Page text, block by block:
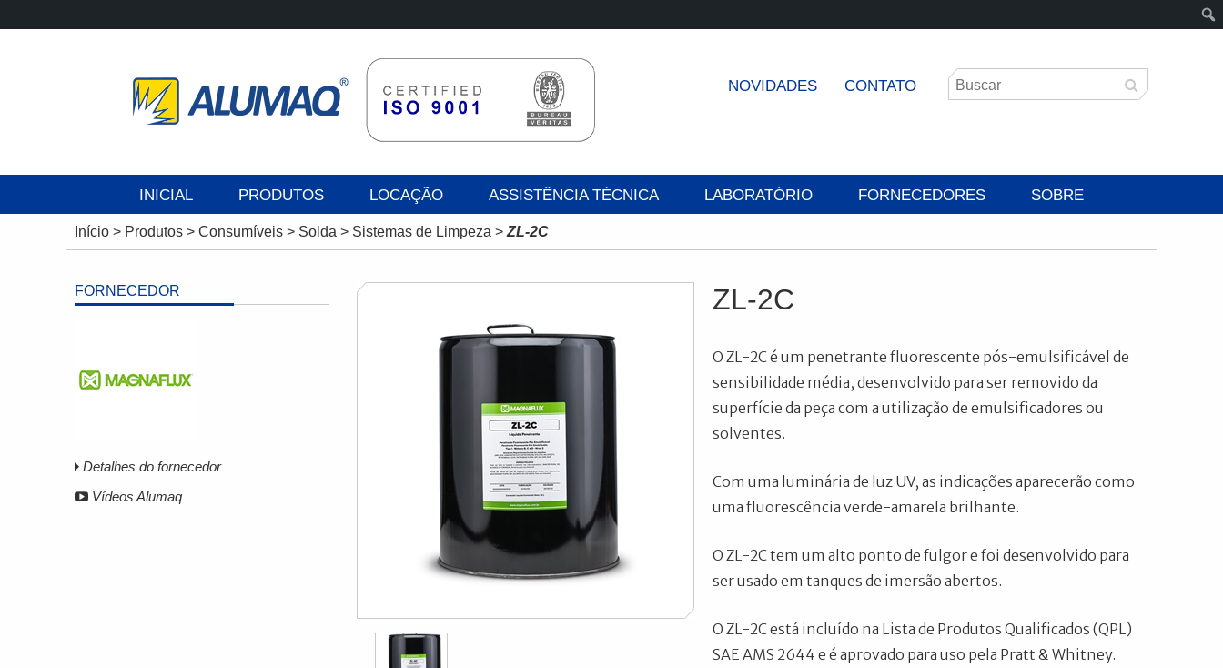
NOVIDADES CONTATO
INICIAL PRODUTOS LOCAÇÃO ASSISTÊNCIA TÉCNICA LABORATÓRIO FORNECEDORES SOBRE
Início > Produtos > Consumíveis > Solda > Sistemas de Limpeza > ZL-2C
FORNECEDOR
Detalhes do fornecedor
Vídeos Alumaq
ZL-2C
O ZL-2C é um penetrante fluorescente pós-emulsificável de
sensibilidade média, desenvolvido para ser removido da
superfície da peça com a utilização de emulsificadores ou
solventes.
Com uma luminária de luz UV, as indicações aparecerão como
uma fluorescência verde-amarela brilhante.
O ZL-2C tem um alto ponto de fulgor e foi desenvolvido para
ser usado em tanques de imersão abertos.
O ZL-2C está incluído na Lista de Produtos Qualificados (QPL)
SAE AMS 2644 e é aprovado para uso pela Pratt & Whitney.